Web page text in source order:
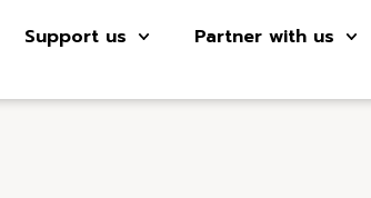
Support us Partner with us